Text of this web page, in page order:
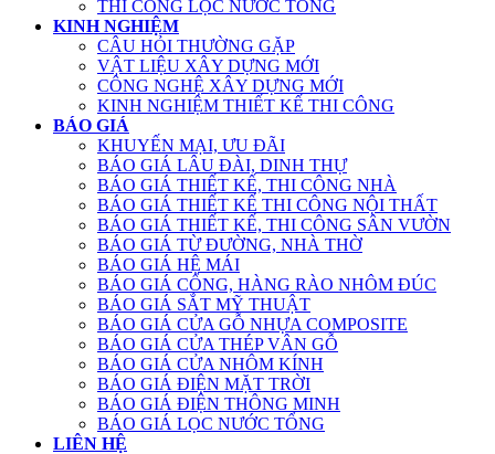
THI CÔNG LỌC NƯỚC TỔNG
KINH NGHIỆM
CÂU HỎI THƯỜNG GẶP
VẬT LIỆU XÂY DỰNG MỚI
CÔNG NGHỆ XÂY DỰNG MỚI
KINH NGHIỆM THIẾT KẾ THI CÔNG
BÁO GIÁ
KHUYẾN MẠI, ƯU ĐÃI
BÁO GIÁ LÂU ĐÀI, DINH THỰ
BÁO GIÁ THIẾT KẾ, THI CÔNG NHÀ
BÁO GIÁ THIẾT KẾ THI CÔNG NỘI THẤT
BÁO GIÁ THIẾT KẾ, THI CÔNG SÂN VƯỜN
BÁO GIÁ TỪ ĐƯỜNG, NHÀ THỜ
BÁO GIÁ HỆ MÁI
BÁO GIÁ CỔNG, HÀNG RÀO NHÔM ĐÚC
BÁO GIÁ SẮT MỸ THUẬT
BÁO GIÁ CỬA GỖ NHỰA COMPOSITE
BÁO GIÁ CỬA THÉP VÂN GỖ
BÁO GIÁ CỬA NHÔM KÍNH
BÁO GIÁ ĐIỆN MẶT TRỜI
BÁO GIÁ ĐIỆN THÔNG MINH
BÁO GIÁ LỌC NƯỚC TỔNG
LIÊN HỆ